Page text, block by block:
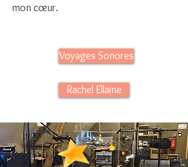
mon cœur.
Voyages Sonores
Rachel Ellaine